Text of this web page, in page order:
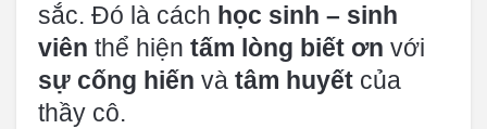
sắc. Đó là cách học sinh – sinh
viên thể hiện tấm lòng biết ơn với
sự cống hiến và tâm huyết của
thầy cô.